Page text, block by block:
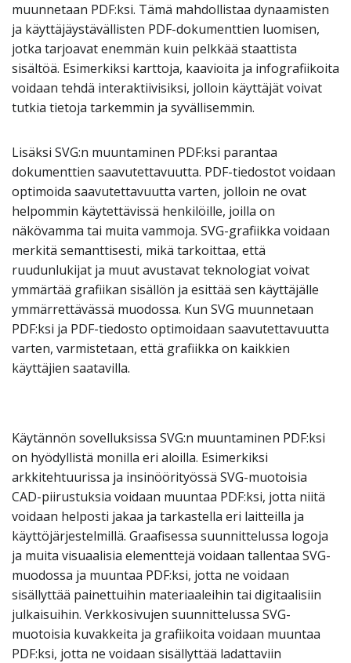
muunnetaan PDF:ksi. Tämä mahdollistaa dynaamisten
ja käyttäjäystävällisten PDF-dokumenttien luomisen,
jotka tarjoavat enemmän kuin pelkkää staattista
sisältöä. Esimerkiksi karttoja, kaavioita ja infografiikoita
voidaan tehdä interaktiivisiksi, jolloin käyttäjät voivat
tutkia tietoja tarkemmin ja syvällisemmin.
Lisäksi SVG:n muuntaminen PDF:ksi parantaa
dokumenttien saavutettavuutta. PDF-tiedostot voidaan
optimoida saavutettavuutta varten, jolloin ne ovat
helpommin käytettävissä henkilöille, joilla on
näkövamma tai muita vammoja. SVG-grafiikka voidaan
merkitä semanttisesti, mikä tarkoittaa, että
ruudunlukijat ja muut avustavat teknologiat voivat
ymmärtää grafiikan sisällön ja esittää sen käyttäjälle
ymmärrettävässä muodossa. Kun SVG muunnetaan
PDF:ksi ja PDF-tiedosto optimoidaan saavutettavuutta
varten, varmistetaan, että grafiikka on kaikkien
käyttäjien saatavilla.
Käytännön sovelluksissa SVG:n muuntaminen PDF:ksi
on hyödyllistä monilla eri aloilla. Esimerkiksi
arkkitehtuurissa ja insinöörityössä SVG-muotoisia
CAD-piirustuksia voidaan muuntaa PDF:ksi, jotta niitä
voidaan helposti jakaa ja tarkastella eri laitteilla ja
käyttöjärjestelmillä. Graafisessa suunnittelussa logoja
ja muita visuaalisia elementtejä voidaan tallentaa SVG-
muodossa ja muuntaa PDF:ksi, jotta ne voidaan
sisällyttää painettuihin materiaaleihin tai digitaalisiin
julkaisuihin. Verkkosivujen suunnittelussa SVG-
muotoisia kuvakkeita ja grafiikoita voidaan muuntaa
PDF:ksi, jotta ne voidaan sisällyttää ladattaviin